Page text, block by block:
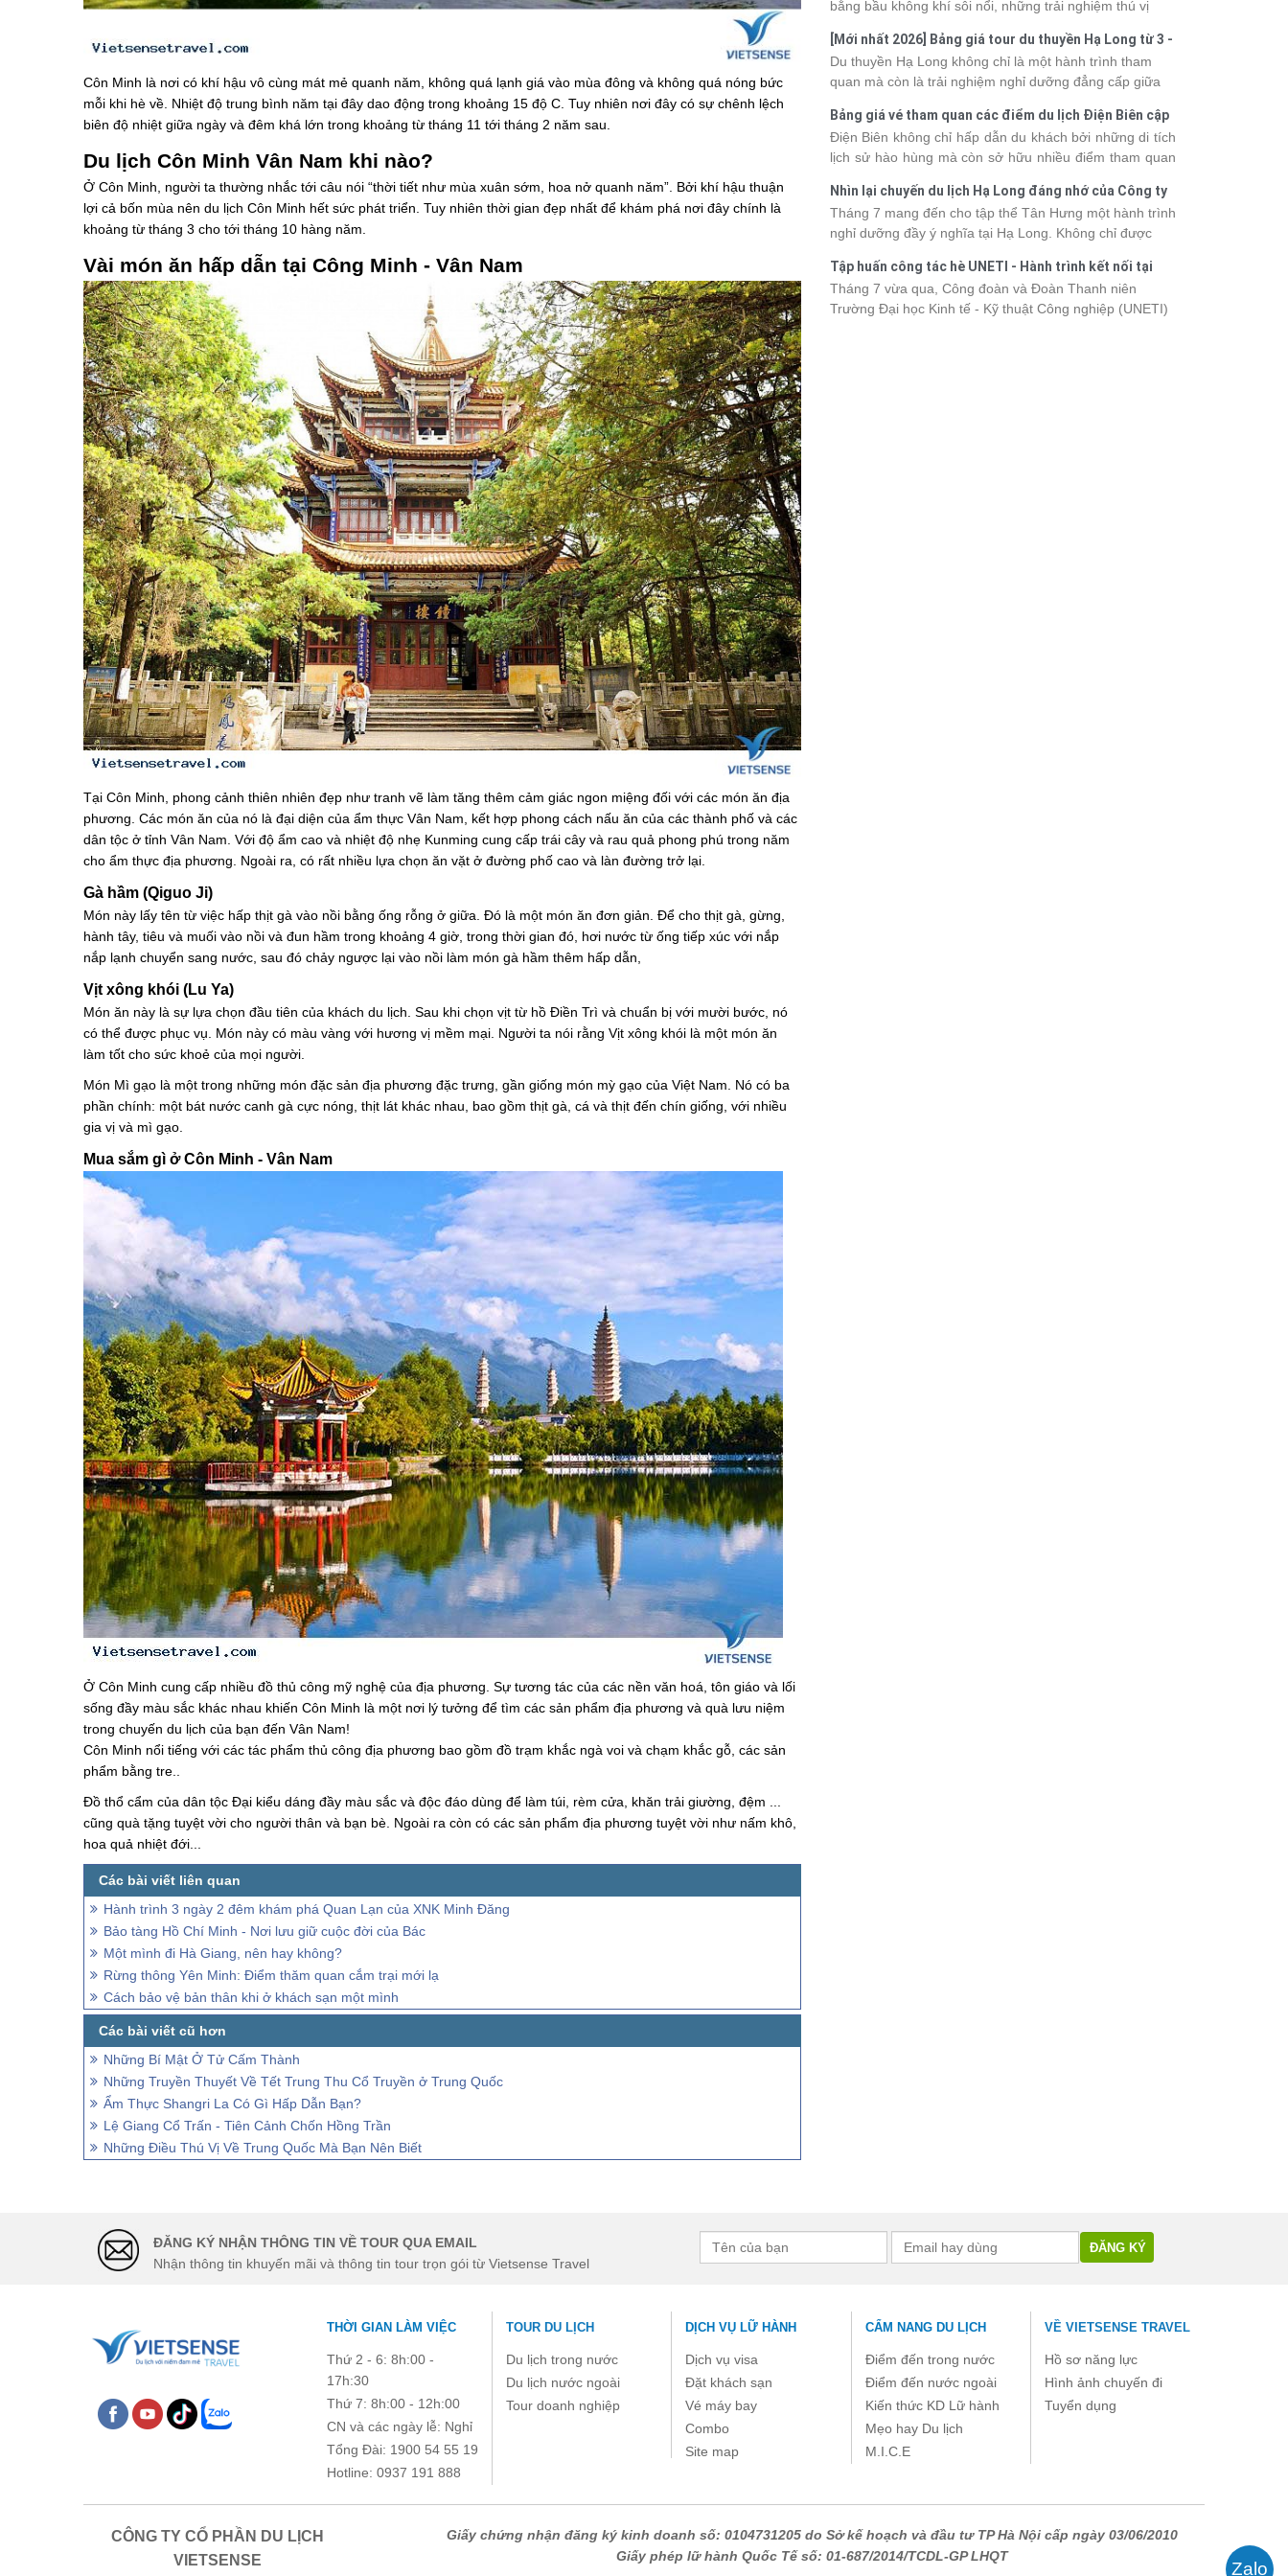
Côn Minh là nơi có khí hậu vô cùng mát mẻ quanh năm, không quá lạnh giá vào mùa đông và không quá nóng bức
mỗi khi hè về. Nhiệt độ trung bình năm tại đây dao động trong khoảng 15 độ C. Tuy nhiên nơi đây có sự chênh lệch
biên độ nhiệt giữa ngày và đêm khá lớn trong khoảng từ tháng 11 tới tháng 2 năm sau.
Du lịch Côn Minh Vân Nam khi nào?
Ở Côn Minh, người ta thường nhắc tới câu nói “thời tiết như mùa xuân sớm, hoa nở quanh năm”. Bởi khí hậu thuận
lợi cả bốn mùa nên du lịch Côn Minh hết sức phát triển. Tuy nhiên thời gian đẹp nhất để khám phá nơi đây chính là
khoảng từ tháng 3 cho tới tháng 10 hàng năm.
Vài món ăn hấp dẫn tại Công Minh - Vân Nam
Tại Côn Minh, phong cảnh thiên nhiên đẹp như tranh vẽ làm tăng thêm cảm giác ngon miệng đối với các món ăn địa
phương. Các món ăn của nó là đại diện của ẩm thực Vân Nam, kết hợp phong cách nấu ăn của các thành phố và các
dân tộc ở tỉnh Vân Nam. Với độ ẩm cao và nhiệt độ nhẹ Kunming cung cấp trái cây và rau quả phong phú trong năm
cho ẩm thực địa phương. Ngoài ra, có rất nhiều lựa chọn ăn vặt ở đường phố cao và làn đường trở lại.
Gà hầm (Qiguo Ji)
Món này lấy tên từ việc hấp thịt gà vào nồi bằng ống rỗng ở giữa. Đó là một món ăn đơn giản. Để cho thịt gà, gừng,
hành tây, tiêu và muối vào nồi và đun hầm trong khoảng 4 giờ, trong thời gian đó, hơi nước từ ống tiếp xúc với nắp
nắp lạnh chuyển sang nước, sau đó chảy ngược lại vào nồi làm món gà hầm thêm hấp dẫn,
Vịt xông khói (Lu Ya)
Món ăn này là sự lựa chọn đầu tiên của khách du lịch. Sau khi chọn vịt từ hồ Điền Trì và chuẩn bị với mười bước, nó
có thể được phục vụ. Món này có màu vàng với hương vị mềm mại. Người ta nói rằng Vịt xông khói là một món ăn
làm tốt cho sức khoẻ của mọi người.
Món Mì gạo là một trong những món đặc sản địa phương đặc trưng, gần giống món mỳ gạo của Việt Nam. Nó có ba
phần chính: một bát nước canh gà cực nóng, thịt lát khác nhau, bao gồm thịt gà, cá và thịt đến chín giống, với nhiều
gia vị và mì gạo.
Mua sắm gì ở Côn Minh - Vân Nam
Ở Côn Minh cung cấp nhiều đồ thủ công mỹ nghệ của địa phương. Sự tương tác của các nền văn hoá, tôn giáo và lối
sống đầy màu sắc khác nhau khiến Côn Minh là một nơi lý tưởng để tìm các sản phẩm địa phương và quà lưu niệm
trong chuyến du lịch của bạn đến Vân Nam!
Côn Minh nổi tiếng với các tác phẩm thủ công địa phương bao gồm đồ trạm khắc ngà voi và chạm khắc gỗ, các sản
phẩm bằng tre..
Đồ thổ cẩm của dân tộc Đại kiểu dáng đầy màu sắc và độc đáo dùng để làm túi, rèm cửa, khăn trải giường, đệm ...
cũng quà tặng tuyệt vời cho người thân và bạn bè. Ngoài ra còn có các sản phẩm địa phương tuyệt vời như nấm khô,
hoa quả nhiệt đới...
Hành trình 3 ngày 2 đêm khám phá Quan Lạn của XNK Minh Đăng
Bảo tàng Hồ Chí Minh - Nơi lưu giữ cuộc đời của Bác
Một mình đi Hà Giang, nên hay không?
Rừng thông Yên Minh: Điểm thăm quan cắm trại mới lạ
Cách bảo vệ bản thân khi ở khách sạn một mình
Những Bí Mật Ở Tử Cấm Thành
Những Truyền Thuyết Về Tết Trung Thu Cổ Truyền ở Trung Quốc
Ẩm Thực Shangri La Có Gì Hấp Dẫn Bạn?
Lệ Giang Cổ Trấn - Tiên Cảnh Chốn Hồng Trần
Những Điều Thú Vị Về Trung Quốc Mà Bạn Nên Biết
bằng bầu không khí sôi nổi, những trải nghiệm thú vị
quan thiên nhiên đến những phút giây đồng hành bên
nhau, tất cả đã tạo nên một chuyến đi tràn đầy cảm xúc
và dấu ấn khó quên.
[Mới nhất 2026] Bảng giá tour du thuyền Hạ Long từ 3 -
6 sao
Du thuyền Hạ Long không chỉ là một hành trình tham
quan mà còn là trải nghiệm nghỉ dưỡng đẳng cấp giữa
thuyền sẽ có mức giá và dịch vụ khác nhau, khiến nhiều
du khách băn khoăn khi lựa chọn. Bài viết dưới đây sẽ
cập nhật bảng giá tour du thuyền Hạ Long mới nhất
2026 từ 3 - 6 sao, giúp bạn dễ dàng so sánh và tìm
được hành trình phù hợp với nhu cầu cũng như ngân
sách.
Bảng giá vé tham quan các điểm du lịch Điện Biên cập
nhật 2026
Điện Biên không chỉ hấp dẫn du khách bởi những di tích
lịch sử hào hùng mà còn sở hữu nhiều điểm tham quan
đang lên kế hoạch khám phá vùng đất này, việc cập nhật
trước giá vé sẽ giúp bạn chủ động hơn trong lịch trình và
chi phí. Cùng Vietsense Travel tham khảo bảng giá vé
tham quan các điểm du lịch Điện Biênmới nhất năm
2026 ngay dưới đây.
Nhìn lại chuyến du lịch Hạ Long đáng nhớ của Công ty
Tân Hưng 2026
Tháng 7 mang đến cho tập thể Tân Hưng một hành trình
nghỉ dưỡng đầy ý nghĩa tại Hạ Long. Không chỉ được
thành viên còn có dịp gắn kết, sẻ chia và lưu giữ nhiều
khoảnh khắc đáng nhớ. Hãy cùng nhìn lại chuyến đi
ngập tràn niềm vui và những trải nghiệm khó quên.
Tập huấn công tác hè UNETI - Hành trình kết nối tại
Hòn Dấu, Đồ Sơn
Tháng 7 vừa qua, Công đoàn và Đoàn Thanh niên
Trường Đại học Kinh tế - Kỹ thuật Công nghiệp (UNETI)
ĐĂNG KÝ NHẬN THÔNG TIN VỀ TOUR QUA EMAIL
Nhận thông tin khuyến mãi và thông tin tour trọn gói từ Vietsense Travel
THỜI GIAN LÀM VIỆC
Thứ 2 - 6: 8h:00 -
17h:30
Thứ 7: 8h:00 - 12h:00
CN và các ngày lễ: Nghỉ
Tổng Đài: 1900 54 55 19
Hotline: 0937 191 888
TOUR DU LỊCH
Du lịch trong nước
Du lịch nước ngoài
Tour doanh nghiệp
DỊCH VỤ LỮ HÀNH
Dịch vụ visa
Đặt khách sạn
Vé máy bay
Combo
Site map
CẨM NANG DU LỊCH
Điểm đến trong nước
Điểm đến nước ngoài
Kiến thức KD Lữ hành
Mẹo hay Du lịch
M.I.C.E
VỀ VIETSENSE TRAVEL
Hồ sơ năng lực
Hình ảnh chuyến đi
Tuyển dụng
CÔNG TY CỔ PHẦN DU LỊCH
VIETSENSE
Giấy chứng nhận đăng ký kinh doanh số: 0104731205 do Sở kế hoạch và đầu tư TP Hà Nội cấp ngày 03/06/2010
Giấy phép lữ hành Quốc Tế số: 01-687/2014/TCDL-GP LHQT